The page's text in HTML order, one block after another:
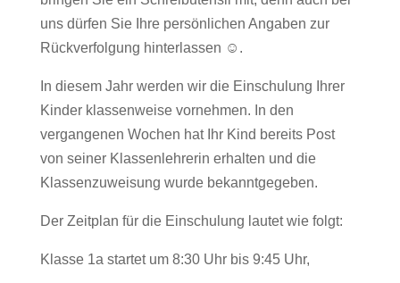
uns dürfen Sie Ihre persönlichen Angaben zur
Rückverfolgung hinterlassen ☺.
In diesem Jahr werden wir die Einschulung Ihrer
Kinder klassenweise vornehmen. In den
vergangenen Wochen hat Ihr Kind bereits Post
von seiner Klassenlehrerin erhalten und die
Klassenzuweisung wurde bekanntgegeben.
Der Zeitplan für die Einschulung lautet wie folgt:
Klasse 1a startet um 8:30 Uhr bis 9:45 Uhr,